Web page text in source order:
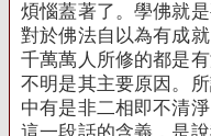
煩惱蓋著了。學佛就
對於佛法自以為有成
千萬萬人所修的都是
不明是其主要原因。
中有是非二相即不清